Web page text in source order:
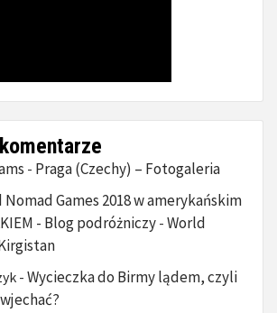
- Praga (Czechy) – Fotogaleria
Games 2018 w amerykańskim
- Blog podróżniczy - World
- Wycieczka do Birmy lądem, czyli